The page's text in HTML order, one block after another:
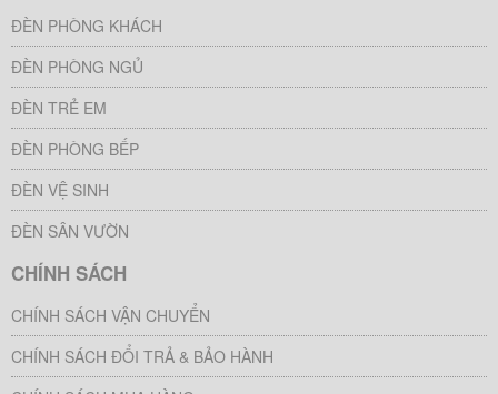
ĐÈN PHÒNG KHÁCH
ĐÈN PHÒNG NGỦ
ĐÈN TRẺ EM
ĐÈN PHÒNG BẾP
ĐÈN VỆ SINH
ĐÈN SÂN VƯỜN
CHÍNH SÁCH
CHÍNH SÁCH VẬN CHUYỂN
CHÍNH SÁCH ĐỔI TRẢ & BẢO HÀNH